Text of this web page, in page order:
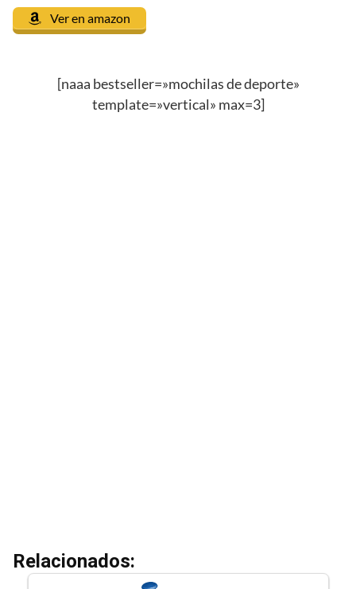
Ver en amazon
[naaa bestseller=»mochilas de deporte»
template=»vertical» max=3]
Relacionados: